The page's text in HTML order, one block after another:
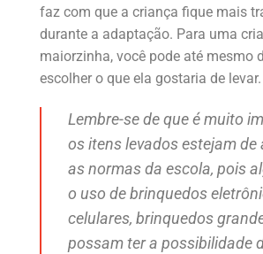
faz com que a criança fique mais
durante a adaptação. Para uma
maiorzinha, você pode até mesmo
escolher o que ela gostaria de levar.
Lembre-se de que é muito
os itens levados estejam de
as normas da escola, pois
o uso de brinquedos
celulares, brinquedos
possam ter a possibilidade